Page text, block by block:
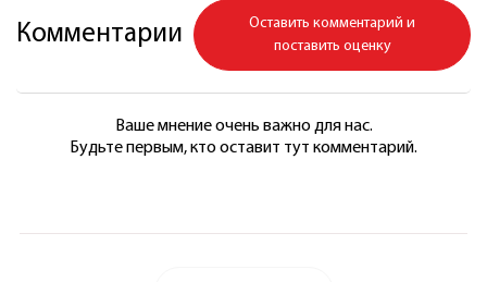
Комментарии
Оставить комментарий и
поставить оценку
Ваше мнение очень важно для нас.
Будьте первым, кто оставит тут комментарий.